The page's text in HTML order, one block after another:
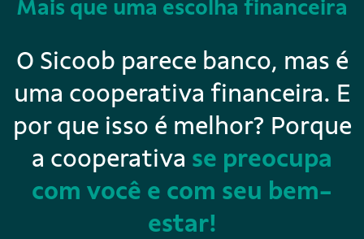
Mais que uma escolha financeira
O Sicoob parece banco, mas é
uma cooperativa financeira. E
por que isso é melhor? Porque
a cooperativa se preocupa
com você e com seu bem-
estar!